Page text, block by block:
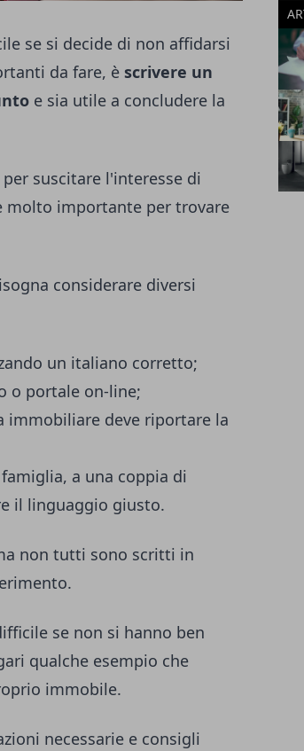
se si decide di non affidarsi
da fare, è scrivere un
e sia utile a concludere la
suscitare l'interesse di
molto importante per trovare
considerare diversi
un italiano corretto;
o portale on-line;
immobiliare deve riportare la
a una coppia di
il linguaggio giusto.
non tutti sono scritti in
se non si hanno ben
qualche esempio che
immobile.
necessarie e consigli